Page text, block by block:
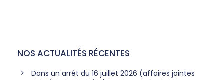
NOS ACTUALITÉS RÉCENTES
Dans un arrêt du 16 juillet 2026 (affaires jointes